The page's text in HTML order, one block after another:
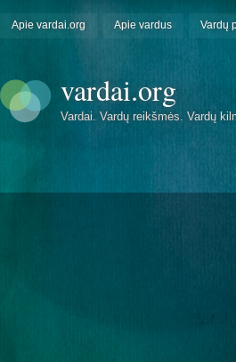
Apie vardai.org Apie vardus Vardų
vardai.org
Vardai. Vardų reikšmės. Vardų